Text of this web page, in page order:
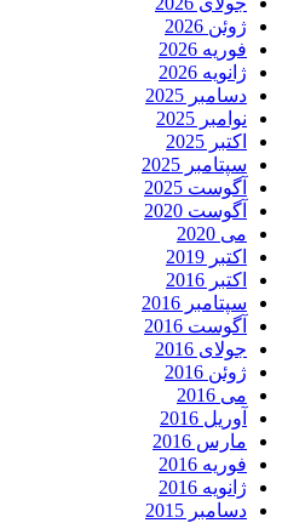
ژوئن 2026
فوریه 2026
ژانویه 2026
دسامبر 2025
نوامبر 2025
اکتبر 2025
سپتامبر 2025
آگوست 2025
آگوست 2020
می 2020
اکتبر 2019
اکتبر 2016
سپتامبر 2016
آگوست 2016
جولای 2016
ژوئن 2016
می 2016
آوریل 2016
مارس 2016
فوریه 2016
ژانویه 2016
دسامبر 2015